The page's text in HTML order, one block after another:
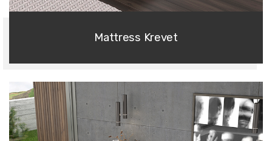
Mattress Krevet